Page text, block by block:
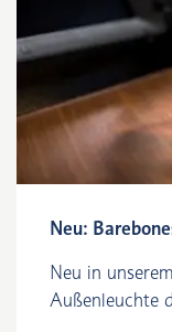
Neu:
Neu in
Außenleuchte